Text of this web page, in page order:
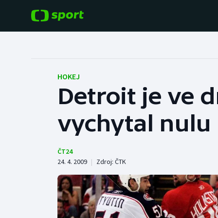
Hokej
Tenis
Cyklistika
Baseball a softbal
Basketbal
Boby a skeleton
Box
HOKEJ
Detroit je ve
vychytal nulu
ČT24
24. 4. 2009 | Zdroj: ČTK